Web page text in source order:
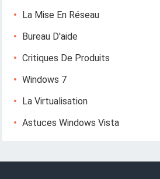
La Mise En Réseau
Bureau D'aide
Critiques De Produits
Windows 7
La Virtualisation
Astuces Windows Vista